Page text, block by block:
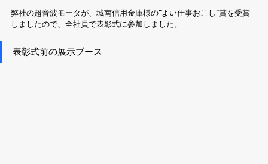
弊社の超音波モータが、城南信用金庫様の”よい仕事おこし”賞を受賞
しましたので、全社員で表彰式に参加しました。
表彰式前の展示ブース